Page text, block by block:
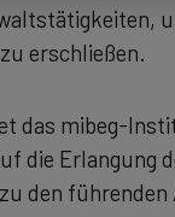
erschließen.
das mibeg-
die Erlangung
den